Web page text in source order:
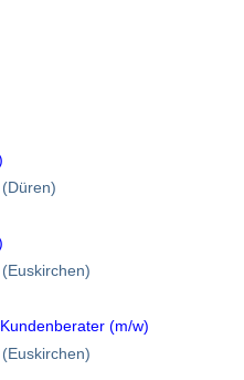
(m/w)